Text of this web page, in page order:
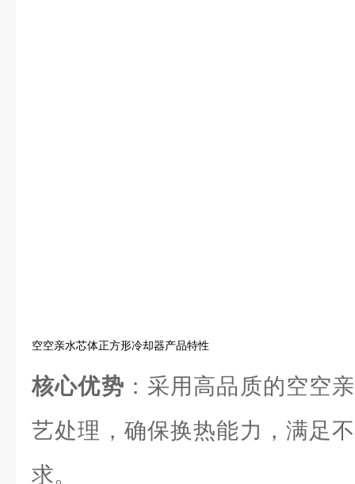
空空亲水芯体正方形冷却器产品特性
核心优势 ：采用高品质的空空
艺处理，确保换热能力，满足
求。